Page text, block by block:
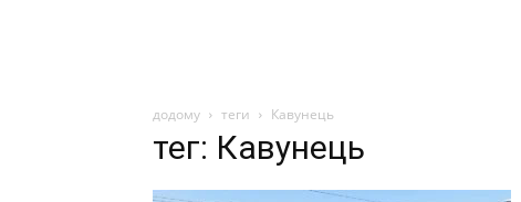
додому теги Кавунець
тег: Кавунець